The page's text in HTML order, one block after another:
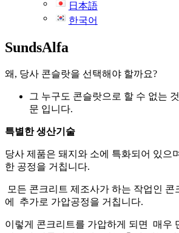
日本語
한국어
SundsAlfa
왜, 당사 콘슬랏을 선택해야 할까요?
그 누구도 콘슬랏으로 할 수 없는
문 입니다.
특별한 생산기술
당사 제품은 돼지와 소에 특화되어 있으
한 공정을 거칩니다.
모든 콘크리트 제조사가 하는 작업인 콘
에 추가로 가압공정을 거칩니다.
이렇게 콘크리트를 가압하게 되면 매우